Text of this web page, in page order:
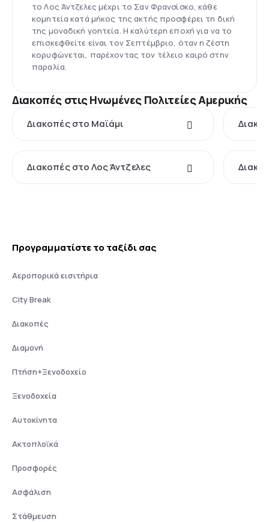
το Λος Άντζελες μέχρι το Σαν Φρανσίσκο, κάθε
κομητεία κατά μήκος της ακτής προσφέρει τη δική
της μοναδική γοητεία. Η καλύτερη εποχή για να το
επισκεφθείτε είναι τον Σεπτέμβριο, όταν η ζέστη
κορυφώνεται, παρέχοντας τον τέλειο καιρό στην
παραλία.
Διακοπές στις Ηνωμένες Πολιτείες Αμερικής
Διακοπές στο Μαϊάμι
Διακοπές στο Λος Άντζελες
Προγραμματίστε το ταξίδι σας
Αεροπορικά εισιτήρια
City Break
Διακοπές
Διαμονή
Πτήση+Ξενοδοχείο
Ξενοδοχεία
Αυτοκίνητα
Ακτοπλοϊκά
Προσφορές
Ασφάλιση
Στάθμευση